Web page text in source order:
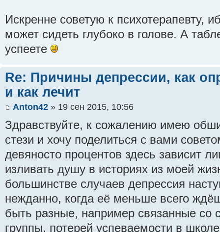
Искренне советую к психотерапевту,
может сидеть глубоко в голове. А
успеете
Re: Причины депрессии, как
и как лечит
Anton42 » 19 сен 2015, 10:56
Здравствуйте, к сожалению имею
стези и хочу поделиться с вами
девяносто процентов здесь зависит
изливать душу в историях из моей
большинстве случаев депрессия
нежданно, когда её меньше всего
быть разные, например связанные со
группы, потерей успеваемости в